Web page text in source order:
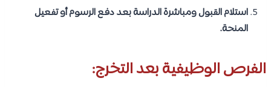
استلام القبول ومباشرة الدراسة بعد دفع الرسوم أو تفعيل
المنحة.
الفرص الوظيفية بعد التخرج: